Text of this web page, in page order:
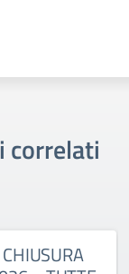
correlati